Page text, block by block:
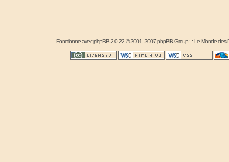
Fonctionne avecphpBB2.0.22 © 2001, 2007 phpBB Group : :Le Monde des